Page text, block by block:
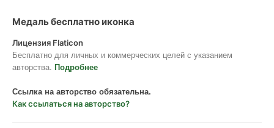
Медаль бесплатно иконка
Лицензия Flaticon
Бесплатно для личных и коммерческих целей с указанием
авторства. Подробнее
Ссылка на авторство обязательна.
Как ссылаться на авторство?